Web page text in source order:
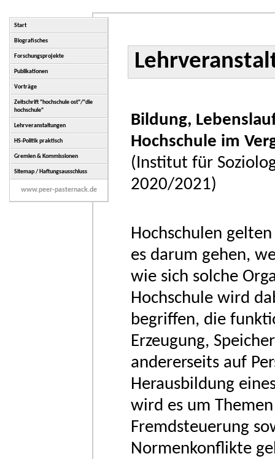
Start
Biografisches
Forschungsprojekte
Publikationen
Vorträge
Zeitschrift "hochschule ost"/"die
hochschule"
Lehrveranstaltungen
HS-Politik praktisch
Gremien & Kommissionen
Sitemap / Haftungsausschluss
www.peer-pasternack.de
Bildung,
Hochschule im
(Institut für
2020/2021)
Hochschulen
es darum gehen,
wie sich solche
Hochschule wird
begriffen, die
Erzeugung,
andererseits auf
Herausbildung
wird es um
Fremdsteuerung
Normenkonflikte